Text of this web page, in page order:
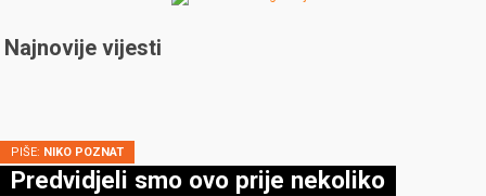
Najnovije vijesti
PIŠE: NIKO POZNAT
Predvidjeli smo ovo prije nekoliko